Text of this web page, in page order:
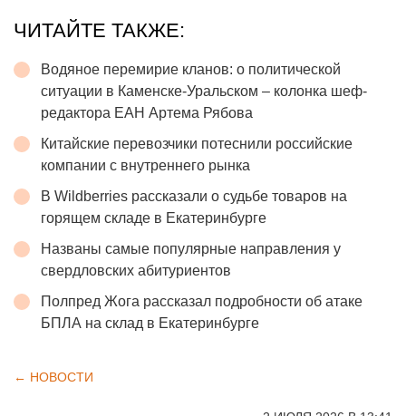
ЧИТАЙТЕ ТАКЖЕ:
Водяное перемирие кланов: о политической
ситуации в Каменске-Уральском – колонка шеф-
редактора ЕАН Артема Рябова
Китайские перевозчики потеснили российские
компании с внутреннего рынка
В Wildberries рассказали о судьбе товаров на
горящем складе в Екатеринбурге
Названы самые популярные направления у
свердловских абитуриентов
Полпред Жога рассказал подробности об атаке
БПЛА на склад в Екатеринбурге
← НОВОСТИ